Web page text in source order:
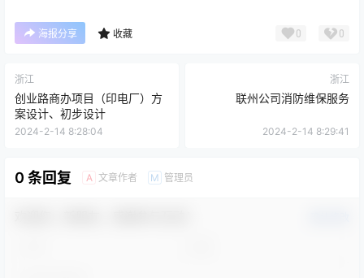
海报分享 收藏 0 0
浙江
创业路商办项目（印电厂）方
案设计、初步设计
2024-2-14 8:28:04
浙江
联州公司消防维保服务
2024-2-14 8:29:41
0 条回复 A 文章作者 M 管理员